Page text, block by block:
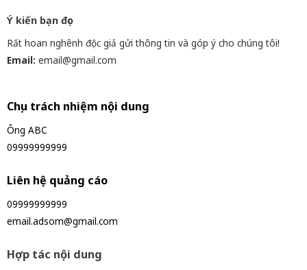
Ý kiến bạn đọc
Rất hoan nghênh độc giả gửi thông tin và góp ý cho chúng tôi!
Email: email@gmail.com
Chịu trách nhiệm nội dung
Ông ABC
09999999999
Liên hệ quảng cáo
09999999999
email.adsom@gmail.com
Hợp tác nội dung